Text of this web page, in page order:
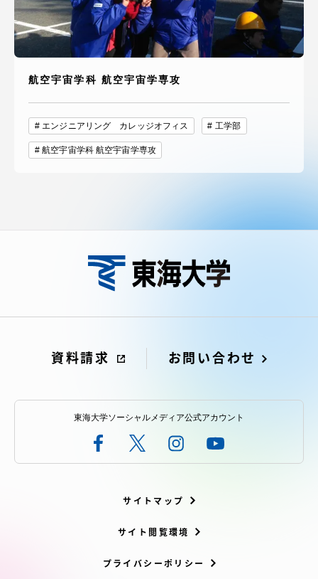
航空宇宙学科 航空宇宙学専攻
エンジニアリング カレッジオフィス 工学部
航空宇宙学科 航空宇宙学専攻
資料請求 お問い合わせ
東海大学ソーシャルメディア公式アカウント
サイトマップ
サイト閲覧環境
プライバシーポリシー